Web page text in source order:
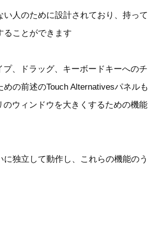
人のために設計されており、持って
ることができます
、ドラッグ、キーボードキーへのチ
の前述のTouch Alternativesパネルも
ウィンドウを大きくするための機能
独立して動作し、これらの機能のう